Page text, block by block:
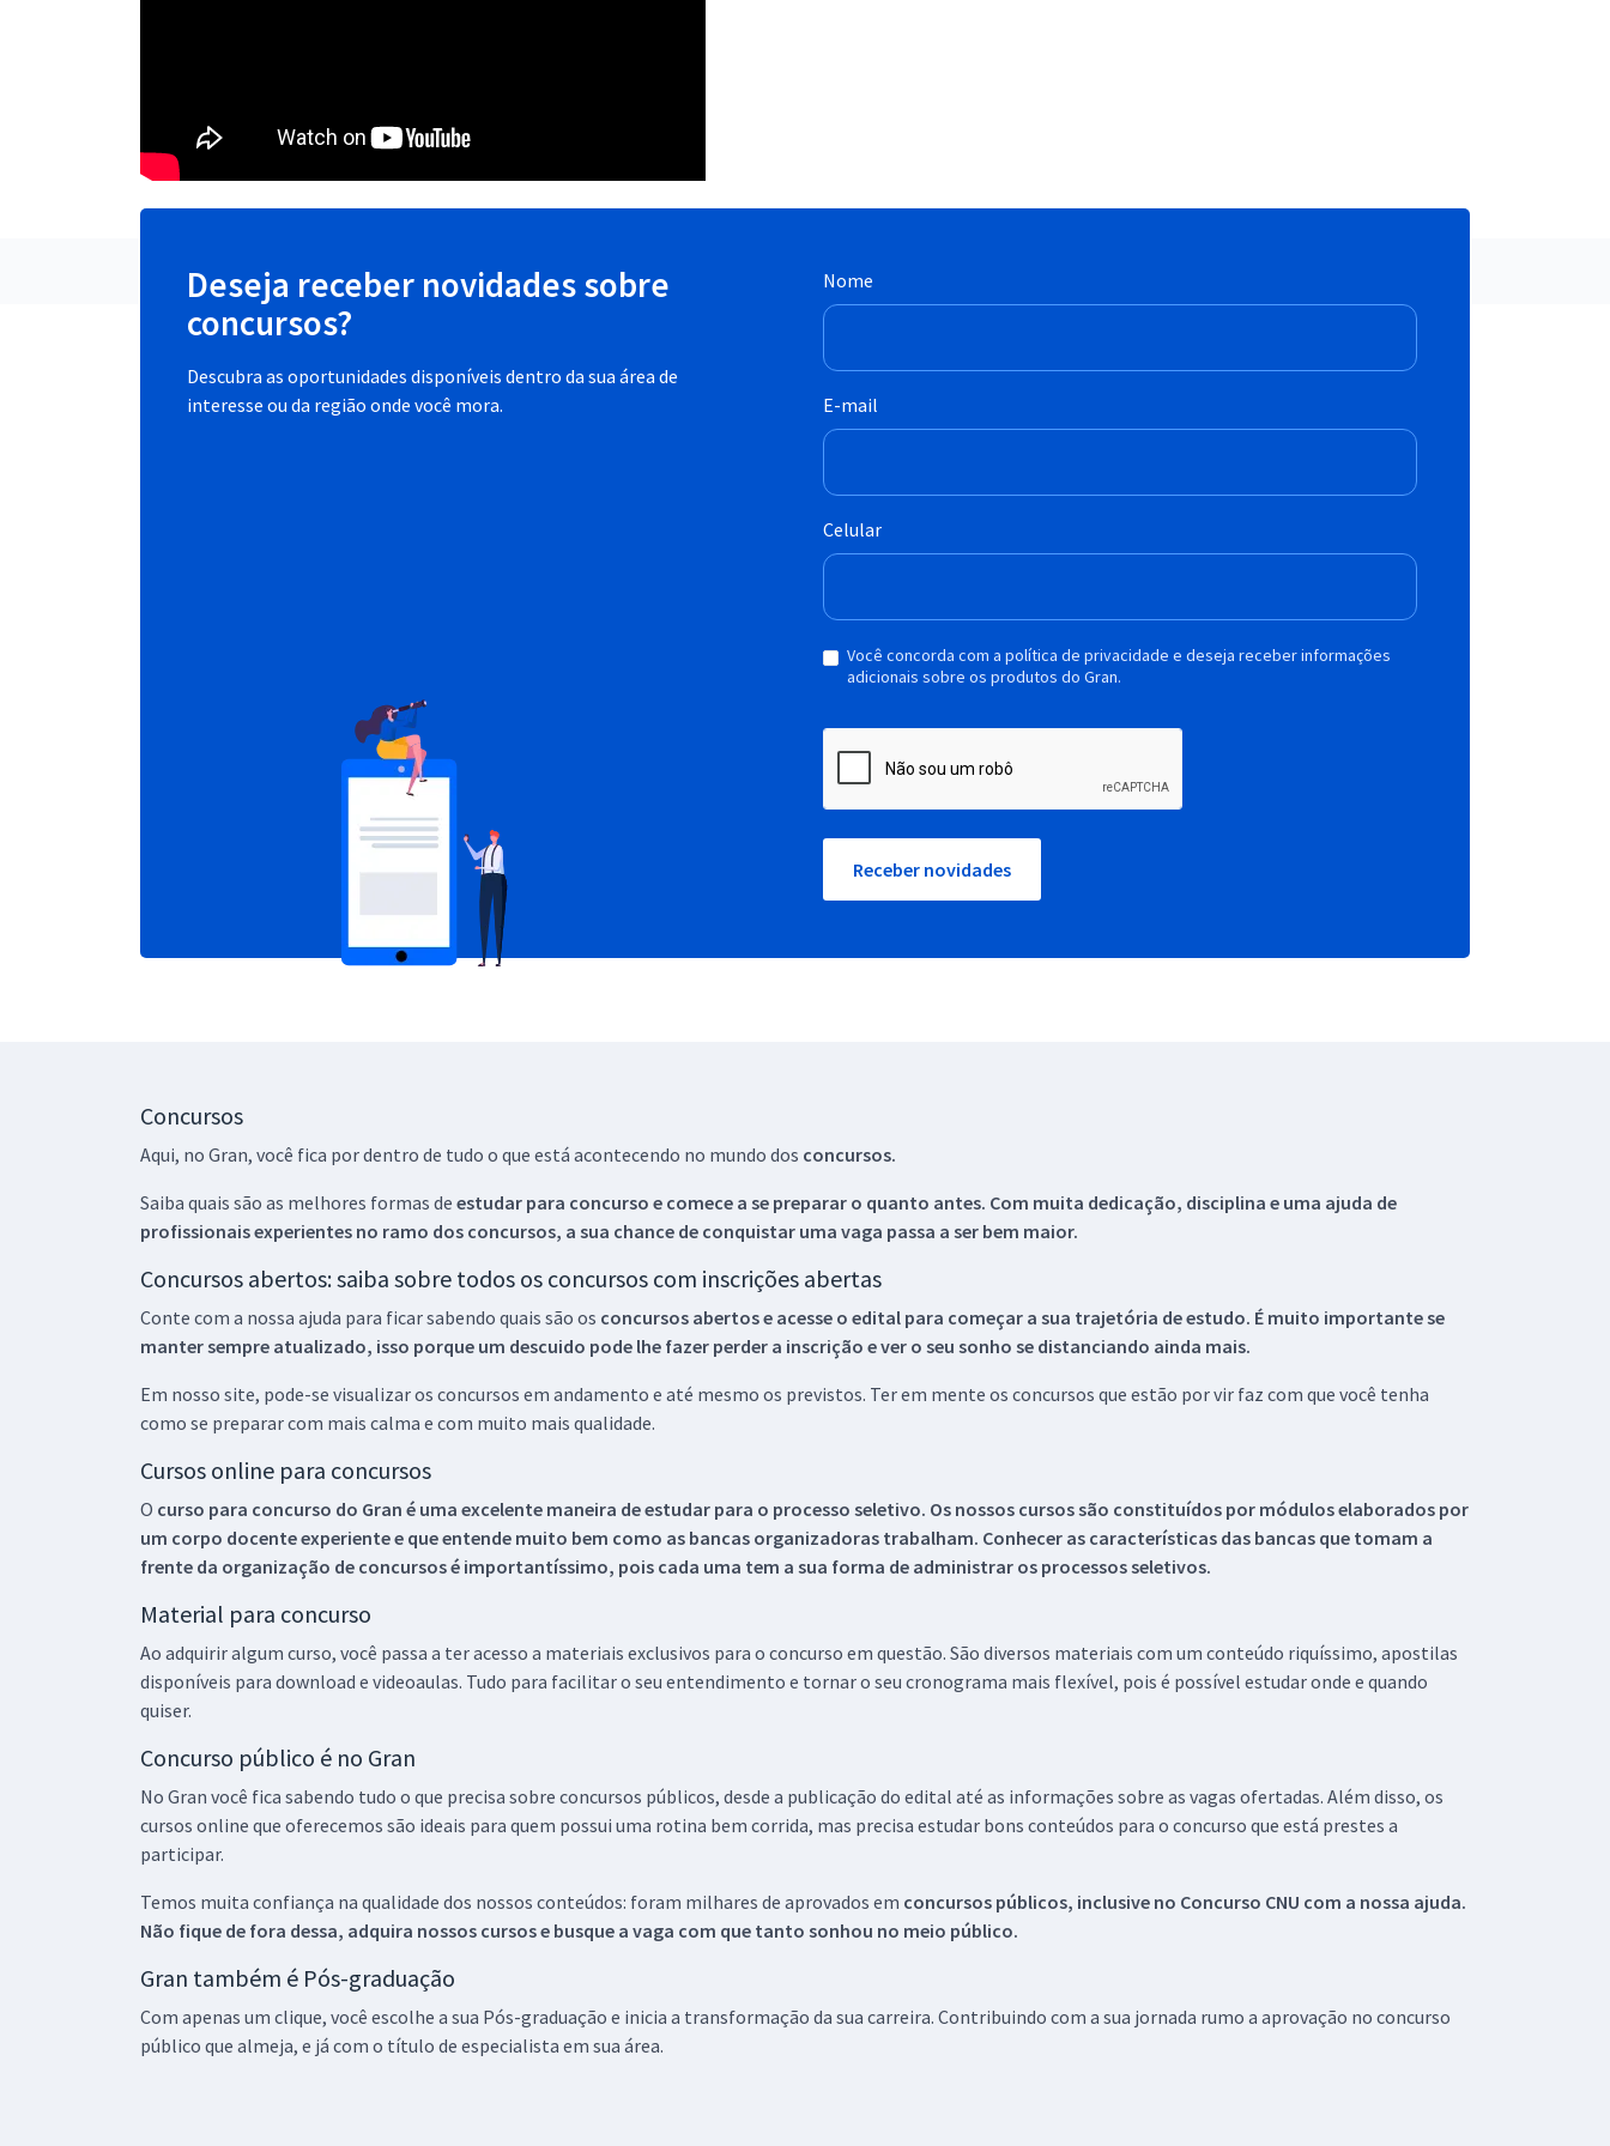
Deseja receber novidades sobre
concursos?
Descubra as oportunidades disponíveis dentro da sua área de
interesse ou da região onde você mora.
Nome
E-mail
Celular
Você concorda com a política de privacidade e deseja receber informações
adicionais sobre os produtos do Gran.
Receber novidades
Concursos
Aqui, no Gran, você fica por dentro de tudo o que está acontecendo no mundo dos concursos.
Saiba quais são as melhores formas de estudar para concurso e comece a se preparar o quanto antes. Com muita dedicação, disciplina e uma ajuda de
profissionais experientes no ramo dos concursos, a sua chance de conquistar uma vaga passa a ser bem maior.
Concursos abertos: saiba sobre todos os concursos com inscrições abertas
Conte com a nossa ajuda para ficar sabendo quais são os concursos abertos e acesse o edital para começar a sua trajetória de estudo. É muito importante se
manter sempre atualizado, isso porque um descuido pode lhe fazer perder a inscrição e ver o seu sonho se distanciando ainda mais.
Em nosso site, pode-se visualizar os concursos em andamento e até mesmo os previstos. Ter em mente os concursos que estão por vir faz com que você tenha
como se preparar com mais calma e com muito mais qualidade.
Cursos online para concursos
O curso para concurso do Gran é uma excelente maneira de estudar para o processo seletivo. Os nossos cursos são constituídos por módulos elaborados por
um corpo docente experiente e que entende muito bem como as bancas organizadoras trabalham. Conhecer as características das bancas que tomam a
frente da organização de concursos é importantíssimo, pois cada uma tem a sua forma de administrar os processos seletivos.
Material para concurso
Ao adquirir algum curso, você passa a ter acesso a materiais exclusivos para o concurso em questão. São diversos materiais com um conteúdo riquíssimo, apostilas
disponíveis para download e videoaulas. Tudo para facilitar o seu entendimento e tornar o seu cronograma mais flexível, pois é possível estudar onde e quando
quiser.
Concurso público é no Gran
No Gran você fica sabendo tudo o que precisa sobre concursos públicos, desde a publicação do edital até as informações sobre as vagas ofertadas. Além disso, os
cursos online que oferecemos são ideais para quem possui uma rotina bem corrida, mas precisa estudar bons conteúdos para o concurso que está prestes a
participar.
Temos muita confiança na qualidade dos nossos conteúdos: foram milhares de aprovados em concursos públicos, inclusive no Concurso CNU com a nossa ajuda.
Não fique de fora dessa, adquira nossos cursos e busque a vaga com que tanto sonhou no meio público.
Gran também é Pós-graduação
Com apenas um clique, você escolhe a sua Pós-graduação e inicia a transformação da sua carreira. Contribuindo com a sua jornada rumo a aprovação no concurso
público que almeja, e já com o título de especialista em sua área.